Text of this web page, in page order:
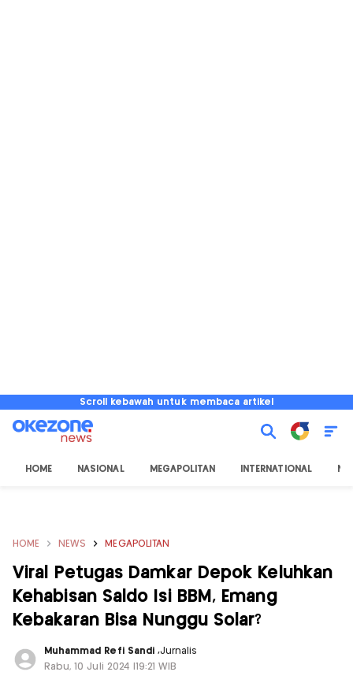
Scroll kebawah untuk membaca artikel
HOME NASIONAL MEGAPOLITAN INTERNATIONAL
HOME NEWS MEGAPOLITAN
Viral Petugas Damkar Depok Keluhkan
Kehabisan Saldo Isi BBM, Emang
Kebakaran Bisa Nunggu Solar?
Muhammad Refi Sandi ,Jurnalis
Rabu, 10 Juli 2024 |19:21 WIB